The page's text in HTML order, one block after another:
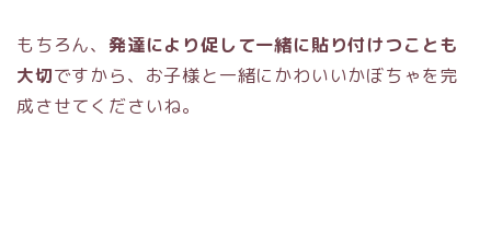
もちろん、 発達により促して一緒に貼り付けつことも
大切ですから、お子様と一緒にかわいいかぼちゃを完
成させてくださいね。